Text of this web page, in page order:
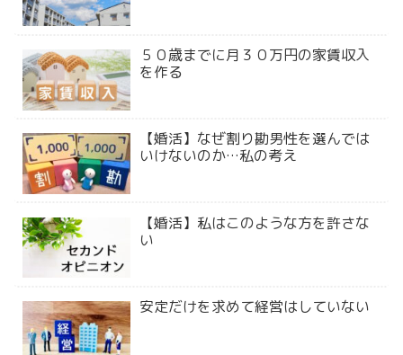
５０歳までに月３０万円の家賃収入
を作る
【婚活】なぜ割り勘男性を選んでは
いけないのか…私の考え
【婚活】私はこのような方を許さな
い
安定だけを求めて経営はしていない